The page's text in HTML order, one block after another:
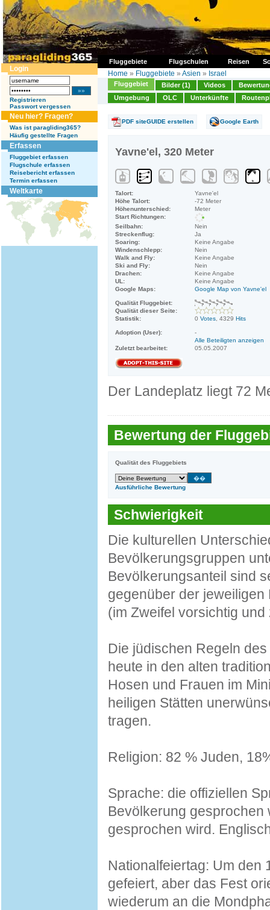
Fluggebiete Flugschulen Reisen
Login
Registrieren
Passwort vergessen
Neu hier? Fragen?
Was ist paragliding365?
Häufig gestellte Fragen
Erfassen
Fluggebiet erfassen
Flugschule erfassen
Reisebericht erfassen
Termin erfassen
Weltkarte
Home » Fluggebiete » Asien » Israel
Fluggebiet Bilder (1) Videos
Umgebung
OLC Unterkünfte
PDF siteGUIDE erstellen Google Earth
Yavne'el, 320 Meter
Talort:
Yavne'el
Höhe Talort:
-72 Meter
Höhenunterschied:
Meter
Start Richtungen:
Seilbahn:
Nein
Streckenflug:
Ja
Soaring:
Keine Angabe
Windenschlepp:
Nein
Walk and Fly:
Keine Angabe
Ski and Fly:
Nein
Drachen:
Keine Angabe
UL:
Keine Angabe
Google Maps:
Google Map von Yavne'el
Qualität Fluggebiet:
Qualität dieser Seite:
Statistik:
0 Votes , 4329 Hits
Adoption (User):
-
Alle Beteiligten anzeigen
Zuletzt bearbeitet:
05.05.2007
Der Landeplatz liegt 72
Bewertung der
Qualität des Fluggebiets
Ausführliche Bewertung
Schwierigkeit
Die kulturellen
Bevölkerungsgruppen
Bevölkerungsanteil sind
gegenüber der
(im Zweifel vorsichtig
Die jüdischen Regeln
heute in den alten
Hosen und Frauen im
heiligen Stätten
tragen.
Religion: 82 % Juden,
Sprache: die offiziellen
Bevölkerung gesprochen
gesprochen wird.
Nationalfeiertag: Um den
gefeiert, aber das Fest
wiederum an die